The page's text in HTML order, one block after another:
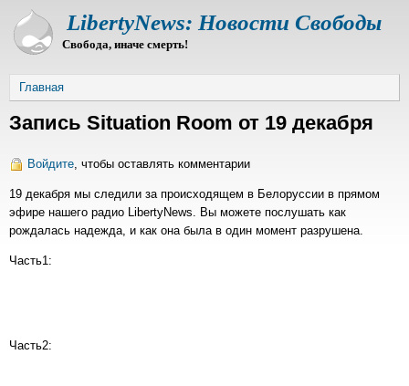
Перейти
основному
LibertyNews: Новости Свободы
Свобода, иначе смерть!
Строка
навигации
Главная
Запись Situation Room от 19 декабря
Войдите , чтобы оставлять комментарии
19 декабря мы следили за происходящем в Белоруссии в прямом
эфире нашего радио LibertyNews. Вы можете послушать как
рождалась надежда, и как она была в один момент разрушена.
Часть1:
Часть2: